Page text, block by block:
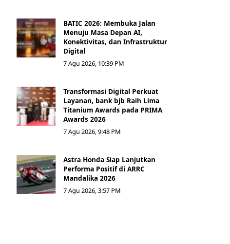
BATIC 2026: Membuka Jalan
Menuju Masa Depan AI,
Konektivitas, dan Infrastruktur
Digital
7 Agu 2026, 10:39 PM
Transformasi Digital Perkuat
Layanan, bank bjb Raih Lima
Titanium Awards pada PRIMA
Awards 2026
7 Agu 2026, 9:48 PM
Astra Honda Siap Lanjutkan
Performa Positif di ARRC
Mandalika 2026
7 Agu 2026, 3:57 PM